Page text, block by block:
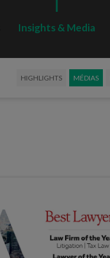
Insights & Media
HIGHLIGHTS MÉDIAS